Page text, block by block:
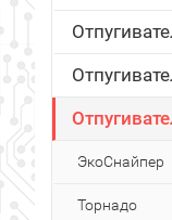
ЭкоСнайпер
Торнадо